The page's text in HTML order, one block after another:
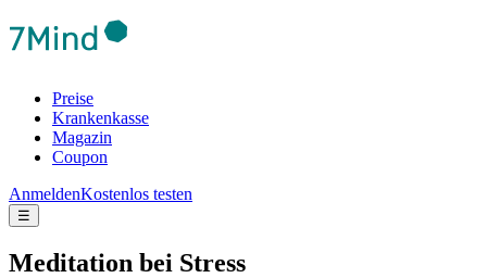
Preise
Krankenkasse
Magazin
Coupon
AnmeldenKostenlos testen
☰
Medi­ta­tion bei Stress